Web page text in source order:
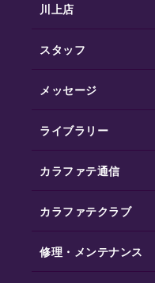
川上店
スタッフ
メッセージ
ライブラリー
カラファテ通信
カラファテクラブ
修理・メンテナンス